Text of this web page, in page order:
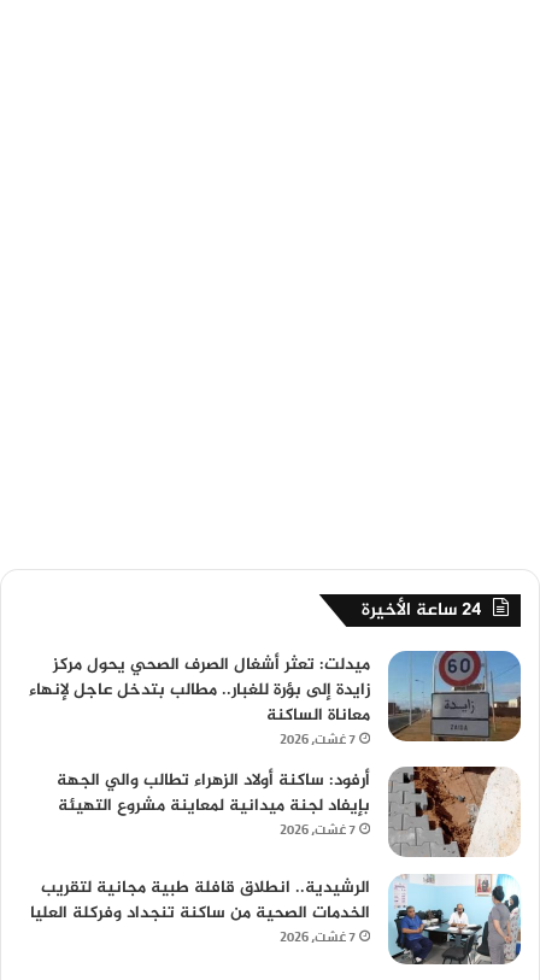
24 ساعة الأخيرة
ميدلت: تعثر أشغال الصرف الصحي يحول مركز
زايدة إلى بؤرة للغبار.. مطالب بتدخل عاجل لإنهاء
معاناة الساكنة
7 غشت، 2026
أرفود: ساكنة أولاد الزهراء تطالب والي الجهة
بإيفاد لجنة ميدانية لمعاينة مشروع التهيئة
7 غشت، 2026
الرشيدية.. انطلاق قافلة طبية مجانية لتقريب
الخدمات الصحية من ساكنة تنجداد وفركلة العليا
7 غشت، 2026